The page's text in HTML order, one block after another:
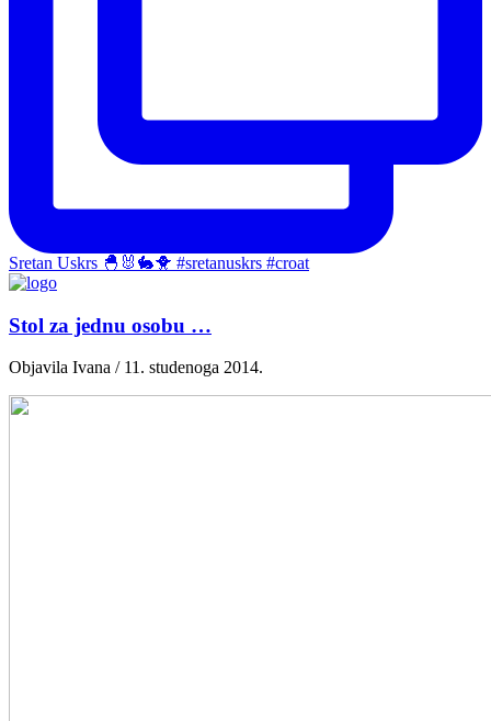
Sretan Uskrs 🐣🐰🐇🐥 #sretanuskrs #croat
Stol za jednu osobu …
Objavila Ivana / 11. studenoga 2014.